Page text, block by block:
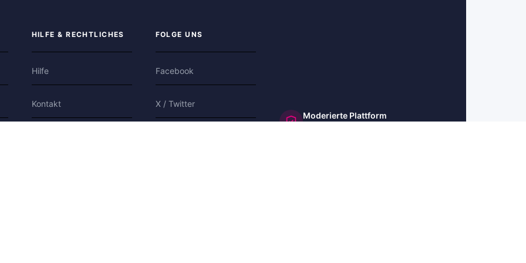
HILFE & RECHTLICHES
Hilfe
Kontakt
FOLGE UNS
Facebook
X / Twitter
Moderierte Plattform